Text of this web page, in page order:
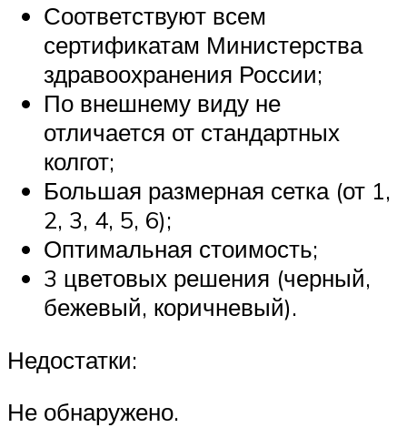
Соответствуют всем
сертификатам Министерства
здравоохранения России;
По внешнему виду не
отличается от стандартных
колгот;
Большая размерная сетка (от 1,
2, 3, 4, 5, 6);
Оптимальная стоимость;
3 цветовых решения (черный,
бежевый, коричневый).
Недостатки:
Не обнаружено.